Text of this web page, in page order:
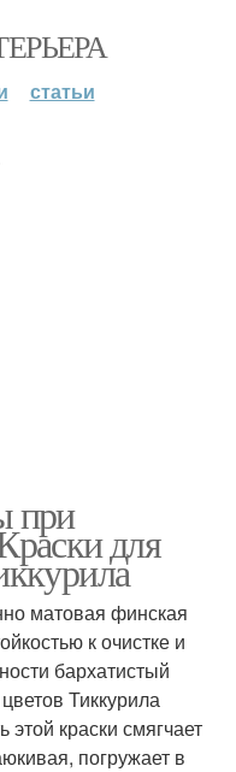
статьи
при
для
матовая финская
к очистке и
бархатистый
Тиккурила
краски смягчает
погружает в